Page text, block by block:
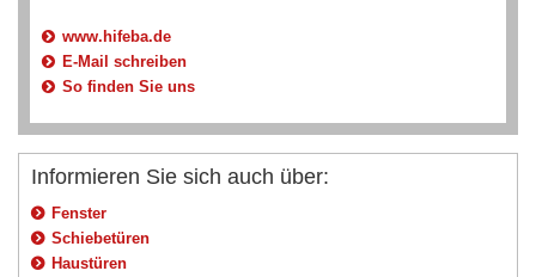
www.hifeba.de
E-Mail schreiben
So finden Sie uns
Informieren Sie sich auch über:
Fenster
Schiebetüren
Haustüren